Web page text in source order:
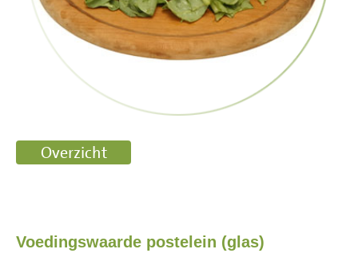
Voedingswaarde postelein (glas)